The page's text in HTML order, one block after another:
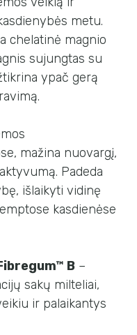
metu.
chelatinė magnio
sujungtas su
ypač gerą
mažina nuovargį,
Padeda
išlaikyti vidinę
kasdienėse
B –
sakų milteliai,
ir palaikantys